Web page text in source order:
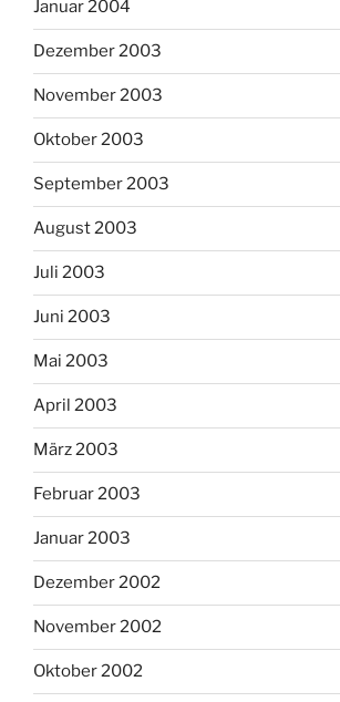
Januar 2004
Dezember 2003
November 2003
Oktober 2003
September 2003
August 2003
Juli 2003
Juni 2003
Mai 2003
April 2003
März 2003
Februar 2003
Januar 2003
Dezember 2002
November 2002
Oktober 2002